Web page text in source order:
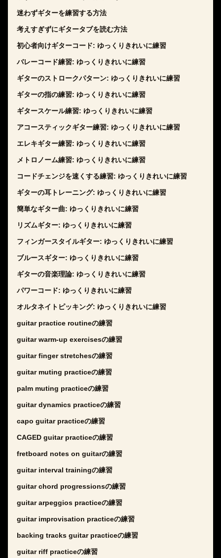
迷わずギターを練習する方法
考えすぎずにギタータブを読む方法
初心者向けギターコード: ゆっくりきれいに練習
バレーコード練習: ゆっくりきれいに練習
ギターのストロークパターン: ゆっくりきれいに練習
ギターの指の練習: ゆっくりきれいに練習
ギタースケール練習: ゆっくりきれいに練習
アコースティックギター練習: ゆっくりきれいに練習
エレキギター練習: ゆっくりきれいに練習
メトロノーム練習: ゆっくりきれいに練習
コードチェンジを速くする練習: ゆっくりきれいに練習
ギターの耳トレーニング: ゆっくりきれいに練習
簡単なギター曲: ゆっくりきれいに練習
リズムギター: ゆっくりきれいに練習
フィンガースタイルギター: ゆっくりきれいに練習
ブルースギター: ゆっくりきれいに練習
ギターの音楽理論: ゆっくりきれいに練習
パワーコード: ゆっくりきれいに練習
オルタネイトピッキング: ゆっくりきれいに練習
guitar practice routineの練習
guitar warm-up exercisesの練習
guitar finger stretchesの練習
guitar muting practiceの練習
palm muting practiceの練習
guitar dynamics practiceの練習
capo guitar practiceの練習
CAGED guitar practiceの練習
fretboard notes on guitarの練習
guitar interval trainingの練習
guitar chord progressionsの練習
guitar arpeggios practiceの練習
guitar improvisation practiceの練習
backing tracks guitar practiceの練習
guitar riff practiceの練習